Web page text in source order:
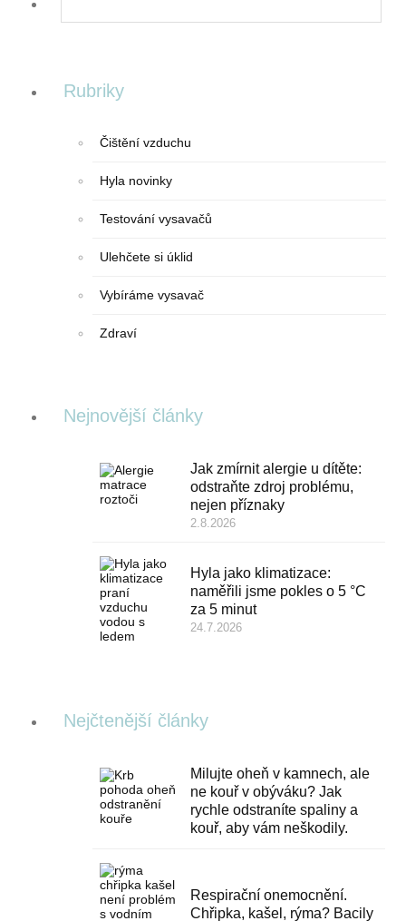
Rubriky
Čištění vzduchu
Hyla novinky
Testování vysavačů
Ulehčete si úklid
Vybíráme vysavač
Zdraví
Nejnovější články
Jak zmírnit alergie u dítěte:
odstraňte zdroj problému,
nejen příznaky
2.8.2026
Hyla jako klimatizace:
naměřili jsme pokles o 5 °C
za 5 minut
24.7.2026
Nejčtenější články
Milujte oheň v kamnech, ale
ne kouř v obýváku? Jak
rychle odstraníte spaliny a
kouř, aby vám neškodily.
Respirační onemocnění.
Chřipka, kašel, rýma? Bacily